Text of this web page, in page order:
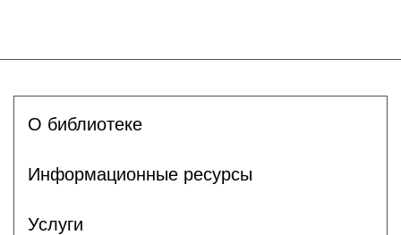
О библиотеке
Информационные ресурсы
Услуги